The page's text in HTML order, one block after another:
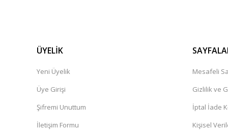
ÜYELİK
Yeni Üyelik
Üye Girişi
Şifremi Unuttum
İletişim Formu
Mesafeli
Gizlilik ve
İptal İade
Kişisel